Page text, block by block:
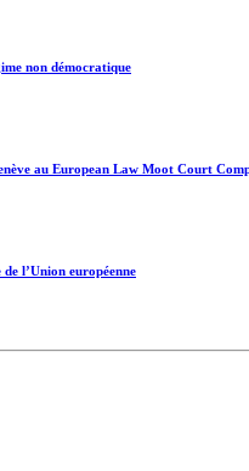
non démocratique
au European Law Moot Court
l’Union européenne